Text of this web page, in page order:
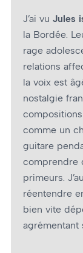
J’ai vu Jules
la Bordée.
rage
relations
la voix est
nostalgie
comme un
guitare
comprendre
primeurs.
réentendre
bien vite
agrémentant